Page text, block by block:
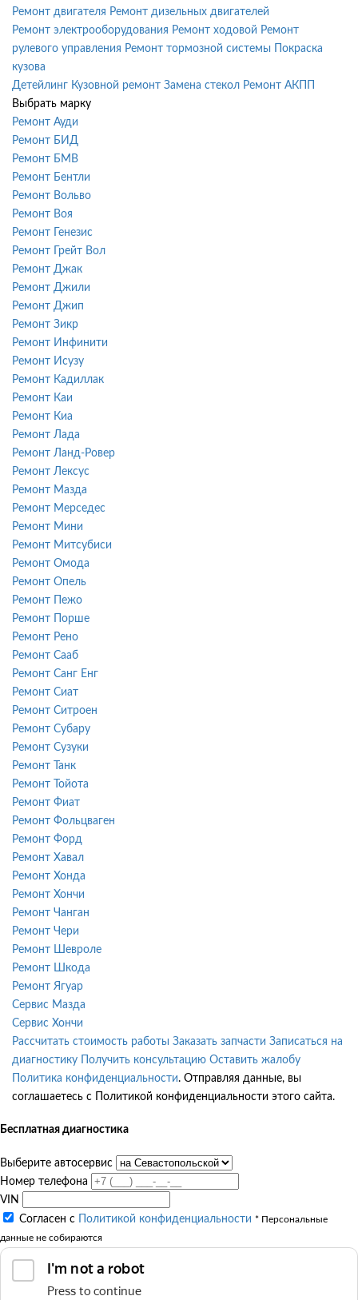
Ремонт двигателя Ремонт дизельных двигателей
Ремонт электрооборудования Ремонт ходовой Ремонт
рулевого управления Ремонт тормозной системы
Покраска
кузова
Детейлинг Кузовной ремонт Замена стекол Ремонт АКПП
Выбрать марку
Ремонт Ауди
Ремонт БИД
Ремонт БМВ
Ремонт Бентли
Ремонт Вольво
Ремонт Воя
Ремонт Генезис
Ремонт Грейт Вол
Ремонт Джак
Ремонт Джили
Ремонт Джип
Ремонт Зикр
Ремонт Инфинити
Ремонт Исузу
Ремонт Кадиллак
Ремонт Каи
Ремонт Киа
Ремонт Лада
Ремонт Ланд-Ровер
Ремонт Лексус
Ремонт Мазда
Ремонт Мерседес
Ремонт Мини
Ремонт Митсубиси
Ремонт Омода
Ремонт Опель
Ремонт Пежо
Ремонт Порше
Ремонт Рено
Ремонт Сааб
Ремонт Санг Енг
Ремонт Сиат
Ремонт Ситроен
Ремонт Субару
Ремонт Сузуки
Ремонт Танк
Ремонт Тойота
Ремонт Фиат
Ремонт Фольцваген
Ремонт Форд
Ремонт Хавал
Ремонт Хонда
Ремонт Хончи
Ремонт Чанган
Ремонт Чери
Ремонт Шевроле
Ремонт Шкода
Ремонт Ягуар
Сервис Мазда
Сервис Хончи
Рассчитать стоимость работы Заказать запчасти Записаться на
диагностику
Получить консультацию Оставить жалобу
Политика конфиденциальности. Отправляя данные, вы
соглашаетесь с Политикой конфиденциальности этого сайта.
Бесплатная диагностика
Выберите автосервис
Номер телефона
VIN
Согласен с
Политикой конфиденциальности * Персональные
данные не собираются